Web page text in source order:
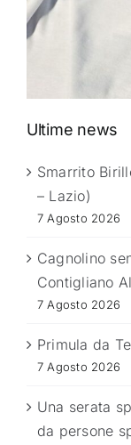
Ultime news
Smarrito
– Lazio)
7 Agosto 2026
Cagnolino
Contigliano
7 Agosto 2026
Primula da
7 Agosto 2026
Una serata
da persone